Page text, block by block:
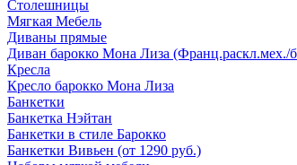
Столешницы
Мягкая Мебель
Диваны прямые
Диван барокко Мона Лиза (Франц.раскл.мех./
Кресла
Кресло барокко Мона Лиза
Банкетки
Банкетка Нэйтан
Банкетки в стиле Барокко
Банкетки Вивьен (от 1290 руб.)